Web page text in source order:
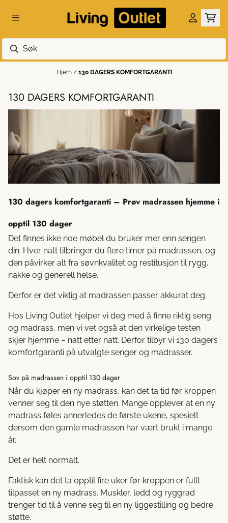
Hjem / 130 DAGERS KOMFORTGARANTI
130 DAGERS KOMFORTGARANTI
130 dagers komfortgaranti – Prøv madrassen hjemme i
opptil 130 dager
Det finnes ikke noe møbel du bruker mer enn sengen
din. Hver natt tilbringer du flere timer på madrassen, og
den påvirker alt fra søvnkvalitet og restitusjon til rygg,
nakke og generell helse.
Derfor er det viktig at madrassen passer akkurat deg.
Hos Living Outlet hjelper vi deg med å finne riktig seng
og madrass, men vi vet også at den virkelige testen
skjer hjemme – natt etter natt. Derfor tilbyr vi 130 dagers
komfortgaranti på utvalgte senger og madrasser.
Sov på madrassen i opptil 130 dager
Når du kjøper en ny madrass, kan det ta tid før kroppen
venner seg til den nye støtten. Mange opplever at en ny
madrass føles annerledes de første ukene, spesielt
dersom den gamle madrassen har vært brukt i mange
år.
Det er helt normalt.
Faktisk kan det ta opptil fire uker før kroppen er fullt
tilpasset en ny madrass. Muskler, ledd og ryggrad
trenger tid til å venne seg til en ny liggestilling og bedre
støtte.